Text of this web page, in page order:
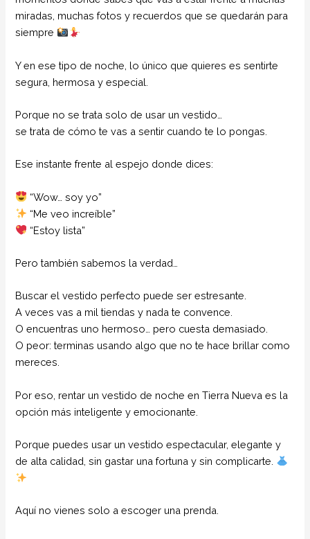
miradas, muchas fotos y recuerdos que se quedarán para
siempre
Y en ese tipo de noche, lo único que quieres es sentirte
segura, hermosa y especial.
Porque no se trata solo de usar un vestido…
se trata de cómo te vas a sentir cuando te lo pongas.
Ese instante frente al espejo donde dices:
“Wow… soy yo”
“Me veo increíble”
“Estoy lista”
Pero también sabemos la verdad…
Buscar el vestido perfecto puede ser estresante.
A veces vas a mil tiendas y nada te convence.
O encuentras uno hermoso… pero cuesta demasiado.
O peor: terminas usando algo que no te hace brillar como
mereces.
Por eso, rentar un vestido de noche en Tierra Nueva es la
opción más inteligente y emocionante.
Porque puedes usar un vestido espectacular, elegante y
de alta calidad, sin gastar una fortuna y sin complicarte.
Aquí no vienes solo a escoger una prenda.